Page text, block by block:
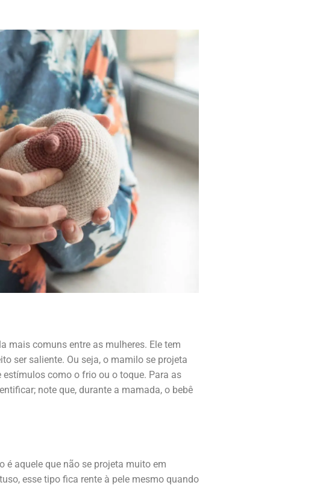
mais comuns entre as mulheres. Ele tem
ser saliente. Ou seja, o mamilo se projeta
como o frio ou o toque. Para as
note que, durante a mamada, o bebê
é aquele que não se projeta muito em
esse tipo fica rente à pele mesmo quando